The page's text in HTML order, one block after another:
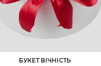
БУКЕТ ВІЧНІСТЬ